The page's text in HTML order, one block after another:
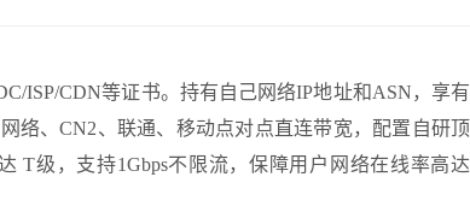
ISP/CDN等证书。持有自己网络IP地址和ASN，享有
络、CN2、联通、移动点对点直连带宽，配置自研顶
T级，支持1Gbps不限流，保障用户网络在线率高达